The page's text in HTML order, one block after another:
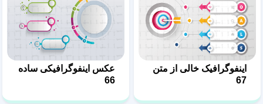
اینفوگرافیک خالی از متن
67
عکس اینفوگرافیکی ساده
66